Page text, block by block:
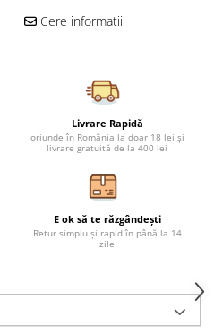
Cere informatii
Livrare Rapidă
oriunde în România la doar 18 lei și
livrare gratuită de la 400 lei
E ok să te răzgândești
Retur simplu și rapid în până la 14
zile